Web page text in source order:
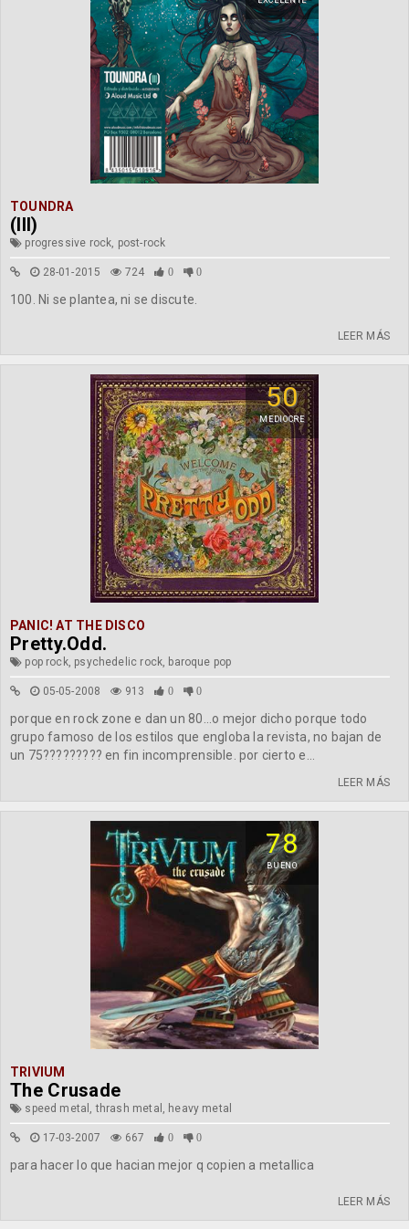
TOUNDRA
(III)
progressive rock, post-rock
28-01-2015 724 0 0
100. Ni se plantea, ni se discute.
LEER MÁS
50
MEDIOCRE
PANIC! AT THE DISCO
Pretty.Odd.
pop rock, psychedelic rock, baroque pop
05-05-2008 913 0 0
porque en rock zone e dan un 80...o mejor dicho porque todo
grupo famoso de los estilos que engloba la revista, no bajan de
un 75????????? en fin incomprensible. por cierto e...
LEER MÁS
78
BUENO
TRIVIUM
The Crusade
speed metal, thrash metal, heavy metal
17-03-2007 667 0 0
para hacer lo que hacian mejor q copien a metallica
LEER MÁS